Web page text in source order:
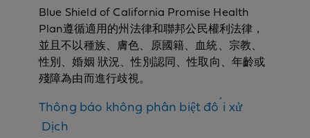
Blue Shield of California Promise Health
Plan遵循適用的州法律和聯邦公民權利法律，
並且不以種族、膚色、原國籍、血統、宗教、
性別、婚姻 狀況、性別認同、性取向、年齡或
殘障為由而進行歧視。
Thông báo không phân biệt đối xử
DịchN